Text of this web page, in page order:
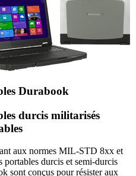
Durabook
durcis militarisés
aux normes MIL-STD 8xx et
portables durcis et semi-durcis
sont conçus pour résister aux